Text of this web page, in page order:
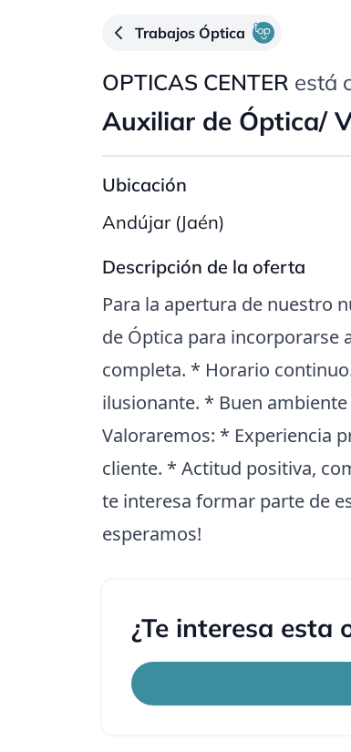
Trabajos Óptica
OPTICAS CENTER está
Auxiliar de Óptica/
Ubicación
Andújar (Jaén)
Descripción de la oferta
Para la apertura de nuestro
de Óptica para incorporarse
completa. * Horario
ilusionante. * Buen
Valoraremos: * Experiencia
cliente. * Actitud positiva,
te interesa formar parte de
esperamos!
¿Te interesa esta